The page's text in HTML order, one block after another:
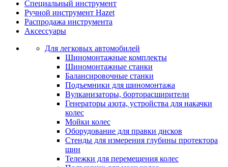
Специальный инструмент
Ручной инструмент Hazet
Распродажа инструмента
Аксессуары
Для легковых автомобилей
Шиномонтажные комплекты
Шиномонтажные станки
Балансировочные станки
Подъемники для шиномонтажа
Вулканизаторы, борторасширители
Генераторы азота, устройства для накачки
колес
Мойки колес
Оборудование для правки дисков
Стенды для измерения глубины протектора
шин
Тележки для перемещения колес